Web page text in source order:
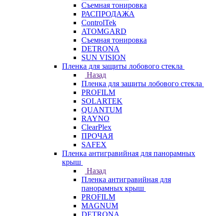
Съемная тонировка
РАСПРОДАЖА
ControlTek
ATOMGARD
Съемная тонировка
DETRONA
SUN VISION
Пленка для защиты лобового стекла
Назад
Пленка для защиты лобового стекла
PROFILM
SOLARTEK
QUANTUM
RAYNO
ClearPlex
ПРОЧАЯ
SAFEX
Пленка антигравийная для панорамных
крыш
Назад
Пленка антигравийная для
панорамных крыш
PROFILM
MAGNUM
DETRONA